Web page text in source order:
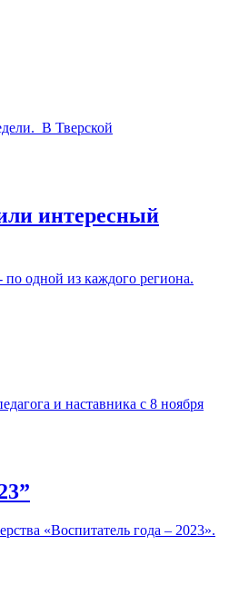
В Тверской
интересный
одной из каждого региона.
и наставника с 8 ноября
«Воспитатель года – 2023».